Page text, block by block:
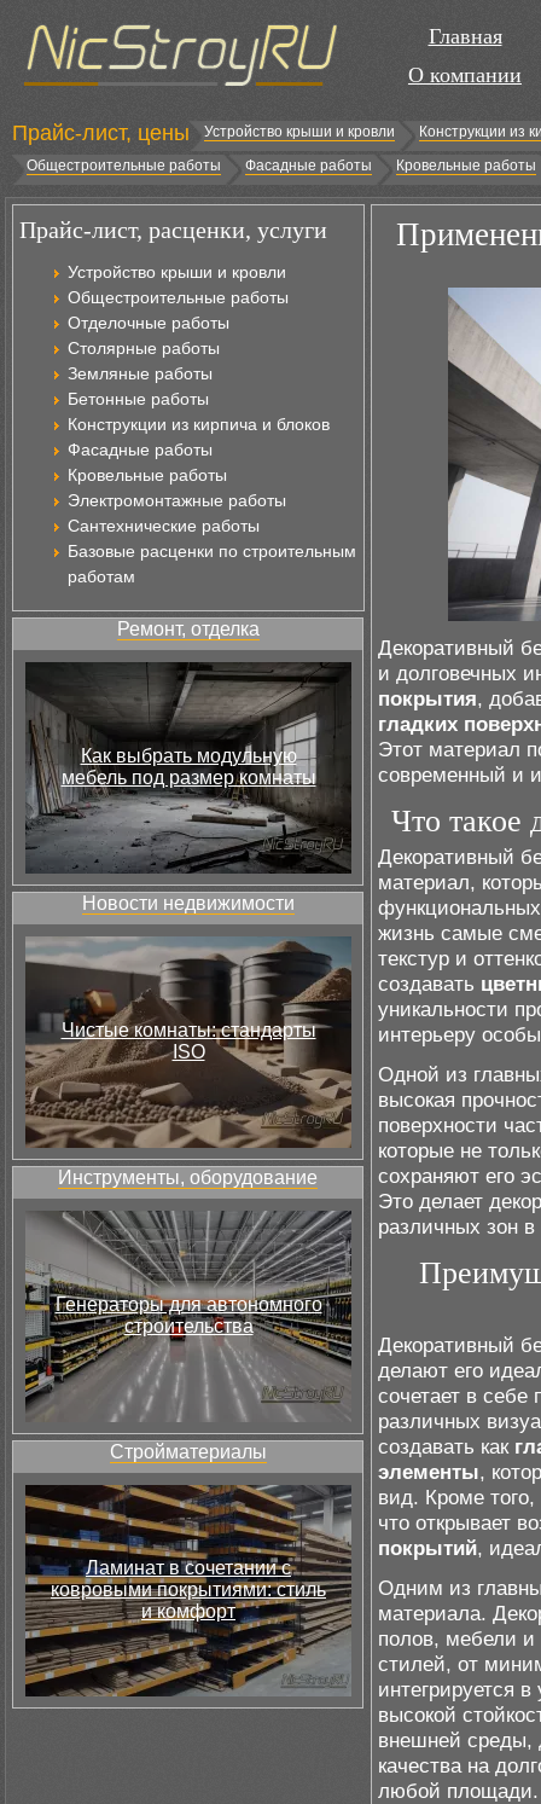
Главная
О компании
Прайс-лист, цены Устройство крыши и кровли
Конструкции из
Общестроительные работы
Фасадные работы Кровельные работы
Прайс-лист, расценки, услуги
Устройство крыши и кровли
Общестроительные работы
Отделочные работы
Столярные работы
Земляные работы
Бетонные работы
Конструкции из кирпича и блоков
Фасадные работы
Кровельные работы
Электромонтажные работы
Сантехнические работы
Базовые расценки по строительным
работам
Ремонт, отделка
Как выбрать модульную
мебель под размер комнаты
Новости недвижимости
Чистые комнаты: стандарты
ISO
Инструменты, оборудование
Генераторы для автономного
строительства
Стройматериалы
Ламинат в сочетании с
ковровыми покрытиями: стиль
и комфорт
Декоративный
и долговечных
покрытия,
гладких
Этот материал
современный и
Что такое
Декоративный
материал,
жизнь самые
текстур и
создавать
уникальности
интерьеру
Одной из
высокая
поверхности
которые не
сохраняют его
Это делает
различных зон
Декоративный
делают его
сочетает в себе
различных
создавать как
элементы,
вид. Кроме
что открывает
покрытий,
Одним из
материала.
полов, мебели
стилей, от
интегрируется
высокой
внешней среды,
качества на
любой площади.